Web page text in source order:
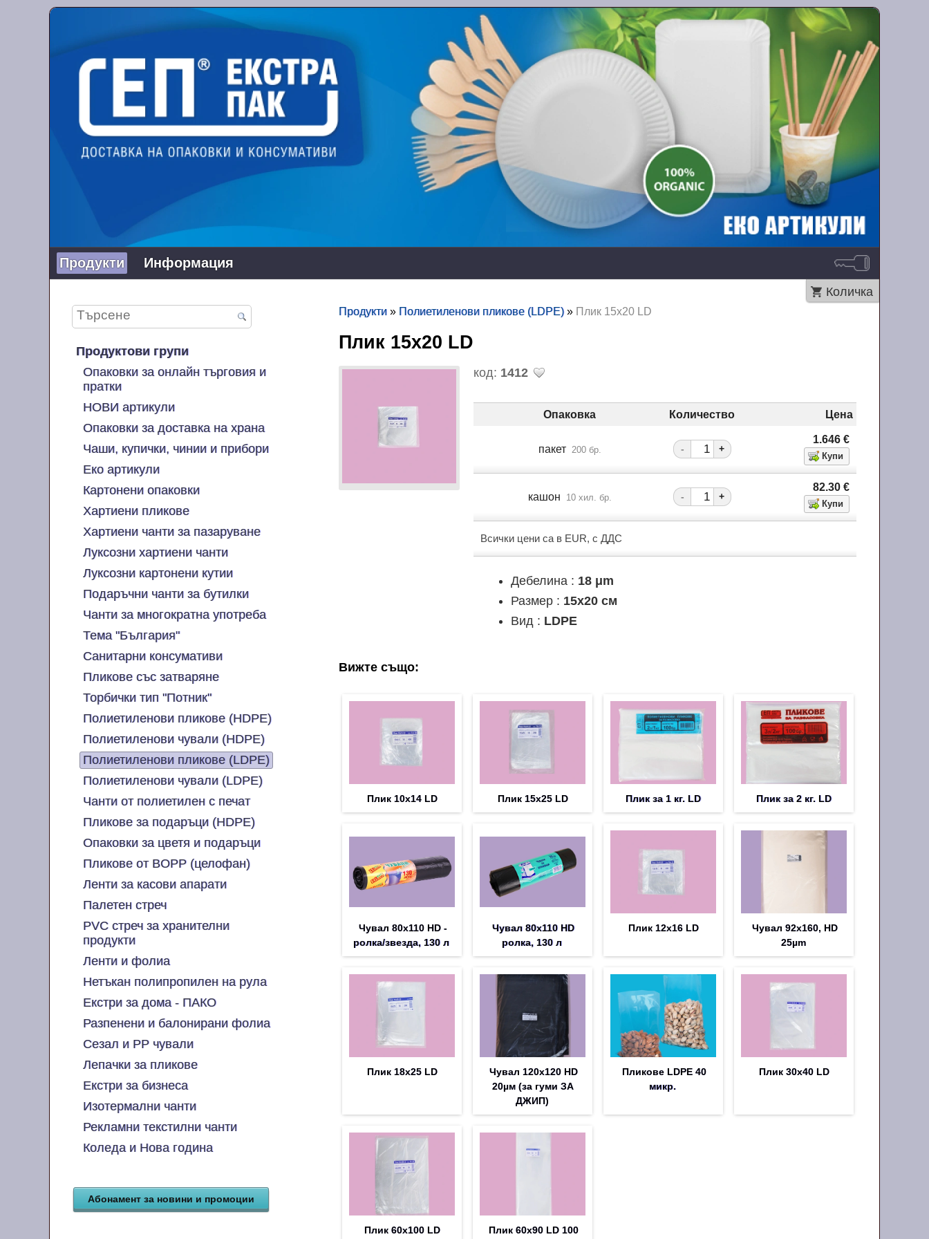
Продукти Информация
Количка
Продуктови групи
Опаковки за онлайн търговия и
пратки
НОВИ артикули
Опаковки за доставка на храна
Чаши, купички, чинии и прибори
Еко артикули
Картонени опаковки
Хартиени пликове
Хартиени чанти за пазаруване
Луксозни хартиени чанти
Луксозни картонени кутии
Подаръчни чанти за бутилки
Чанти за многократна употреба
Тема "България"
Санитарни консумативи
Пликове със затваряне
Торбички тип "Потник"
Полиетиленови пликове (HDPE)
Полиетиленови чували (HDPE)
Полиетиленови пликове (LDPE)
Полиетиленови чували (LDPE)
Чанти от полиетилен с печат
Пликове за подаръци (HDPE)
Опаковки за цветя и подаръци
Пликове от BOPP (целофан)
Ленти за касови апарати
Палетен стреч
PVC стреч за хранителни
продукти
Ленти и фолиа
Нетъкан полипропилен на рула
Екстри за дома - ПАКО
Разпенени и балонирани фолиа
Сезал и PP чували
Лепачки за пликове
Екстри за бизнеса
Изотермални чанти
Рекламни текстилни чанти
Коледа и Нова година
Продукти » Полиетиленови пликове (LDPE)» Плик 15х20 LD
Плик 15х20 LD
код: 1412
Опаковка Количество Цена
пакет 200 бр. - +
1.646€
кашон 10 хил. бр. - +
82.30€
Всички цени са в EUR, с ДДС
Дебелина : 18 μm
Размер : 15x20 см
Вид : LDPE
Вижте също:
Плик 10х14 LD Плик 15х25 LD Плик за 1 кг. LD Плик за 2 кг. LD
Чувал 80х110 HD -
ролка/звезда, 130 л
Чувал 80х110 HD
ролка, 130 л
Плик 12х16 LD
Чувал 92х160, HD
25µm
Плик 18х25 LD
Чувал 120x120 HD
20µм (за гуми ЗА
ДЖИП)
Пликoве LDPE 40
микр.
Плик 30х40 LD
Плик 60х100 LD Плик 60х90 LD 100